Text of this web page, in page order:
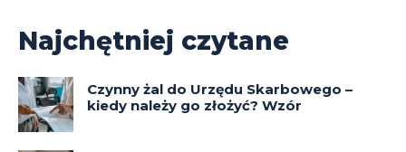
Najchętniej czytane
Czynny żal do Urzędu Skarbowego –
kiedy należy go złożyć? Wzór